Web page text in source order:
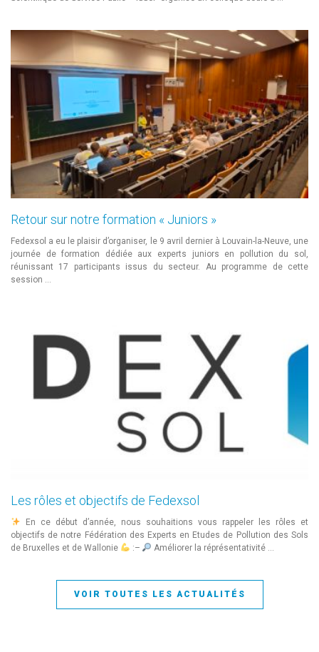
Retour sur notre formation « Juniors »
Fedexsol a eu le plaisir d’organiser, le 9 avril dernier à Louvain-la-Neuve, une
journée de formation dédiée aux experts juniors en pollution du sol,
réunissant 17 participants issus du secteur. Au programme de cette
session …
Les rôles et objectifs de Fedexsol
En ce début d’année, nous souhaitions vous rappeler les rôles et
objectifs de notre Fédération des Experts en Etudes de Pollution des Sols
de Bruxelles et de Wallonie
:– Améliorer la réprésentativité …
VOIR TOUTES LES ACTUALITÉS